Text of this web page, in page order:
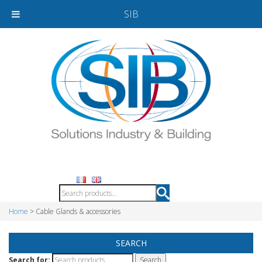
Home > Cable Glands & accessories
SEARCH
Search for:
SIB